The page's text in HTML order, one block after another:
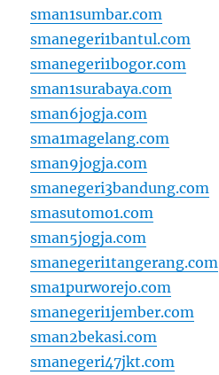
sman1sumbar.com
smanegeri1bantul.com
smanegeri1bogor.com
sman1surabaya.com
sman6jogja.com
sma1magelang.com
sman9jogja.com
smanegeri3bandung.com
smasutomo1.com
sman5jogja.com
smanegeri1tangerang.com
sma1purworejo.com
smanegeri1jember.com
sman2bekasi.com
smanegeri47jkt.com